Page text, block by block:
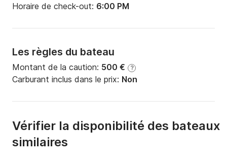
Horaire de check-out: 6:00 PM
Les règles du bateau
Montant de la caution: 500 € ?
Carburant inclus dans le prix: Non
Vérifier la disponibilité des bateaux
similaires